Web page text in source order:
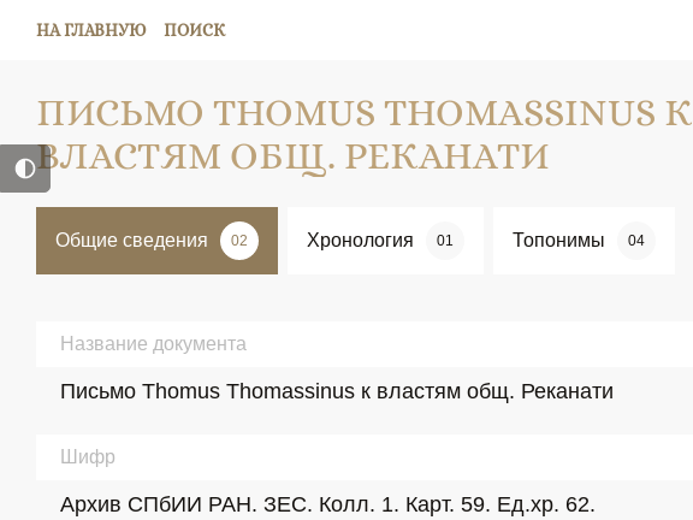
НА ГЛАВНУЮ ПОИСК
ПИСЬМО THOMUS THOMASSINUS К
ВЛАСТЯМ ОБЩ. РЕКАНАТИ
Общие сведения 02 Хронология 01 Топонимы 04
Название документа
Письмо Thomus Thomassinus к властям общ. Реканати
Шифр
Архив СПбИИ РАН. ЗЕС. Колл. 1. Карт. 59. Ед.хр. 62.